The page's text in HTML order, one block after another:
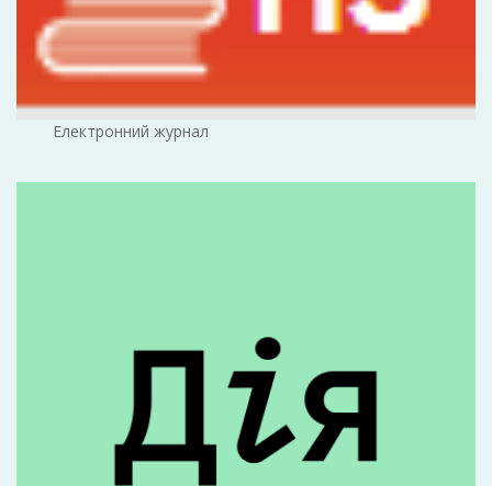
Електронний журнал